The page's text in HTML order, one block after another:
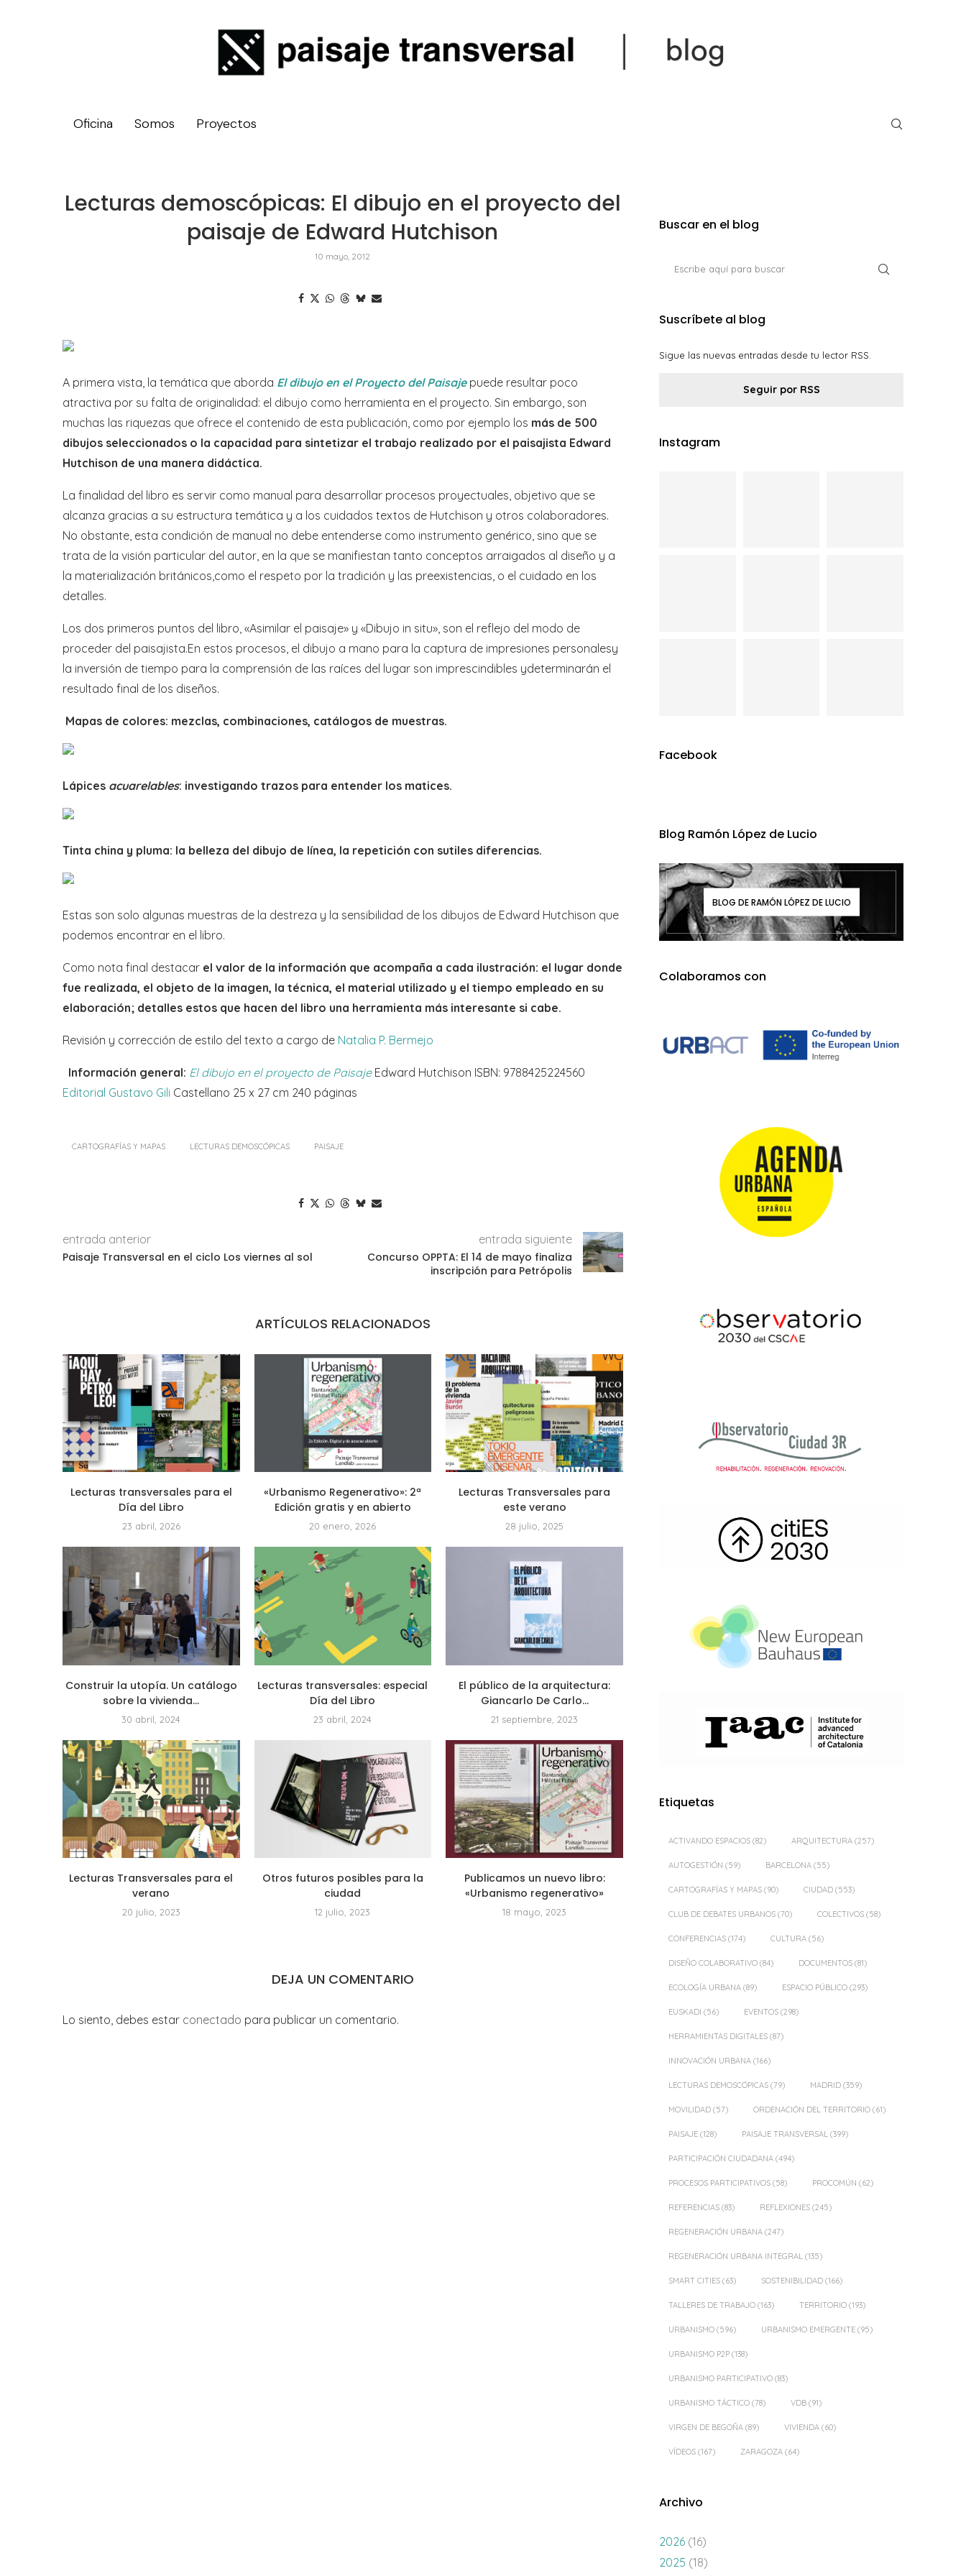
Oficina Somos Proyectos
Lecturas demoscópicas: El dibujo en el proyecto del
paisaje de Edward Hutchison
10 mayo, 2012
A primera vista, la temática que aborda El dibujo en el Proyecto del Paisaje puede resultar poco
atractiva por su falta de originalidad: el dibujo como herramienta en el proyecto. Sin embargo, son
muchas las riquezas que ofrece el contenido de esta publicación, como por ejemplo los más de 500
dibujos seleccionados o la capacidad para sintetizar el trabajo realizado por el paisajista Edward
Hutchison de una manera didáctica.
La finalidad del libro es servir como manual para desarrollar procesos proyectuales, objetivo que se
alcanza gracias a su estructura temática y a los cuidados textos de Hutchison y otros colaboradores.
No obstante, esta condición de manual no debe entenderse como instrumento genérico, sino que se
trata de la visión particular del autor, en la que se manifiestan tanto conceptos arraigados al diseño y a
la materialización británicos,como el respeto por la tradición y las preexistencias, o el cuidado en los
detalles.
Los dos primeros puntos del libro, «Asimilar el paisaje» y «Dibujo in situ», son el reflejo del modo de
proceder del paisajista.En estos procesos, el dibujo a mano para la captura de impresiones personalesy
la inversión de tiempo para la comprensión de las raíces del lugar son imprescindibles ydeterminarán el
resultado final de los diseños.
Mapas de colores: mezclas, combinaciones, catálogos de muestras.
Lápices acuarelables: investigando trazos para entender los matices.
Tinta china y pluma: la belleza del dibujo de línea, la repetición con sutiles diferencias.
Estas son solo algunas muestras de la destreza y la sensibilidad de los dibujos de Edward Hutchison que
podemos encontrar en el libro.
Como nota final destacar el valor de la información que acompaña a cada ilustración: el lugar donde
fue realizada, el objeto de la imagen, la técnica, el material utilizado y el tiempo empleado en su
elaboración; detalles estos que hacen del libro una herramienta más interesante si cabe.
Revisión y corrección de estilo del texto a cargo de Natalia P. Bermejo
Información general: El dibujo en el proyecto de PaisajeEdward Hutchison ISBN: 9788425224560
Editorial Gustavo Gili Castellano 25 x 27 cm 240 páginas
CARTOGRAFÍAS Y MAPAS LECTURAS DEMOSCÓPICAS PAISAJE
entrada anterior
Paisaje Transversal en el ciclo Los viernes al sol
entrada siguiente
Concurso OPPTA: El 14 de mayo finaliza
inscripción para Petrópolis
ARTÍCULOS RELACIONADOS
Lecturas transversales para el
Día del Libro
23 abril, 2026
«Urbanismo Regenerativo»: 2ª
Edición gratis y en abierto
20 enero, 2026
Lecturas Transversales para
este verano
28 julio, 2025
Construir la utopía. Un catálogo
sobre la vivienda...
30 abril, 2024
Lecturas transversales: especial
Día del Libro
23 abril, 2024
El público de la arquitectura:
Giancarlo De Carlo...
21 septiembre, 2023
Lecturas Transversales para el
verano
20 julio, 2023
Otros futuros posibles para la
ciudad
12 julio, 2023
Publicamos un nuevo libro:
«Urbanismo regenerativo»
18 mayo, 2023
DEJA UN COMENTARIO
Lo siento, debes estar conectado para publicar un comentario.
Buscar en el blog
Suscríbete al blog
Sigue las nuevas entradas desde tu lector RSS.
Seguir por RSS
Instagram
Facebook
Blog Ramón López de Lucio
BLOG DE RAMÓN LÓPEZ DE LUCIO
Colaboramos con
Etiquetas
ACTIVANDO ESPACIOS (82) ARQUITECTURA (257)
AUTOGESTIÓN (59) BARCELONA (55)
CARTOGRAFÍAS Y MAPAS (90) CIUDAD (553)
CLUB DE DEBATES URBANOS (70) COLECTIVOS (58)
CONFERENCIAS (174) CULTURA (56)
DISEÑO COLABORATIVO (84) DOCUMENTOS (81)
ECOLOGÍA URBANA (89) ESPACIO PÚBLICO (293)
EUSKADI (56) EVENTOS (298)
HERRAMIENTAS DIGITALES (87)
INNOVACIÓN URBANA (166)
LECTURAS DEMOSCÓPICAS (79) MADRID (359)
MOVILIDAD (57) ORDENACIÓN DEL TERRITORIO (61)
PAISAJE (128) PAISAJE TRANSVERSAL (399)
PARTICIPACIÓN CIUDADANA (494)
PROCESOS PARTICIPATIVOS (58) PROCOMÚN (62)
REFERENCIAS (83) REFLEXIONES (245)
REGENERACIÓN URBANA (247)
REGENERACIÓN URBANA INTEGRAL (135)
SMART CITIES (63) SOSTENIBILIDAD (166)
TALLERES DE TRABAJO (163) TERRITORIO (193)
URBANISMO (596) URBANISMO EMERGENTE (95)
URBANISMO P2P (138)
URBANISMO PARTICIPATIVO (83)
URBANISMO TÁCTICO (78) VDB (91)
VIRGEN DE BEGOÑA (89) VIVIENDA (60)
VÍDEOS (167) ZARAGOZA (64)
Archivo
2026 (16)
2025 (18)